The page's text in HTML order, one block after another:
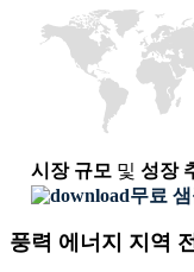
시장 규모 및 성장
무료
풍력 에너지 지역